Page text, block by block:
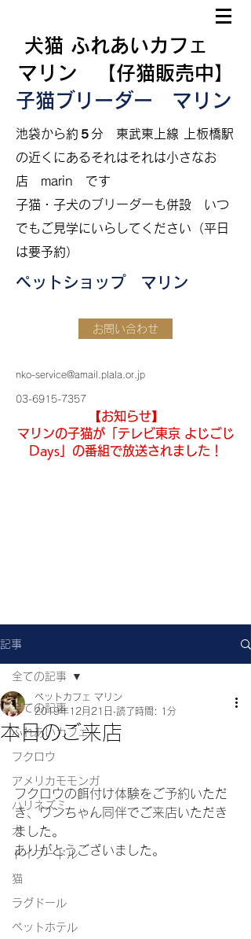
犬猫 ふれあいカフェ
マリン 【仔猫販売中】
子猫ブリーダー マリン
​池袋から約５分 東武東上線 上板橋駅
の近くにあるそれはそれは小さなお
店 marin です
​子猫・子犬のブリーダーも併設 いつ
でもご見学にいらしてください（平日
は要予約）
ペットショップ マリン
お問い合わせ
nko-service@amail.plala.or.jp
03-6915-7357
【お知らせ】
マリンの子猫が「テレビ東京 よじごじ
Days」の番組で放送されました！
記事
全ての記事
ふれあいカフェ
フクロウ
アメリカモモンガ
ハリネズミ
犬
トイプードル
猫
ラグドール
ペットホテル
全ての記事
本日のご来店
ペットカフェ マリン
2019年12月21日 読了時間: 1分
フクロウの餌付け体験をご予約いただ
き、ワンちゃん同伴でご来店いただき
ました。
ありがとうございました。